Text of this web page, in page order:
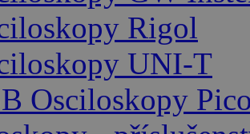
Rigol
UNI-T
Osciloskopy